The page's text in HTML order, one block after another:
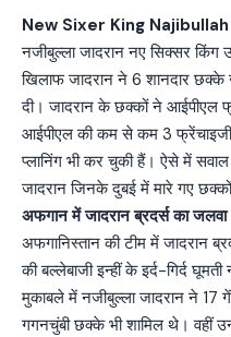
New Sixer King
नजीबुल्ला जादरान नए सिक्सर
खिलाफ जादरान ने 6 शानदार छक्के
दी। जादरान के छक्कों ने आईपीएल
आईपीएल की कम से कम 3 फ्रेंचाइजी
प्लानिंग भी कर चुकी हैं। ऐसे में
जादरान जिनके दुबई में मारे गए
अफगान में जादरान ब्रदर्स का जलवा
अफगानिस्तान की टीम में जादरान
की बल्लेबाजी इन्हीं के इर्द-गिर्द
मुकाबले में नजीबुल्ला जादरान ने 17
गगनचुंबी छक्के भी शामिल थे। वहीं